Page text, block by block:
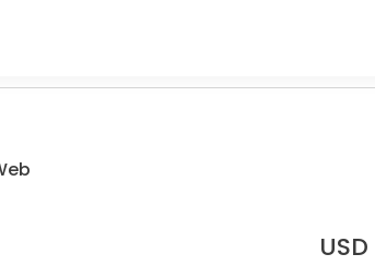
USD